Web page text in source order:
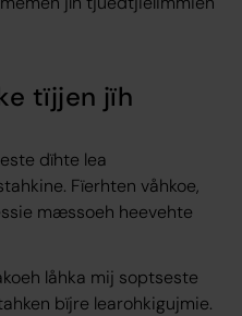
tïjjen jïh
dïhte lea
Fïerhten våhkoe,
mæssoeh heevehte
låhka mij soptseste
bïjre learohkigujmie.